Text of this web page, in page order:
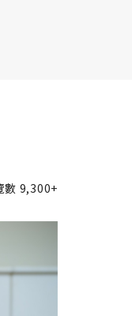
數 9,300+